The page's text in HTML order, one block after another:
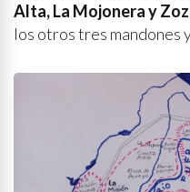
Alta, La Mojonera y
los otros tres mandones